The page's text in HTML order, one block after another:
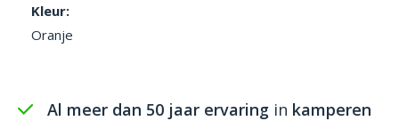
Kleur:
Oranje
Al meer dan 50 jaar ervaring in kamperen